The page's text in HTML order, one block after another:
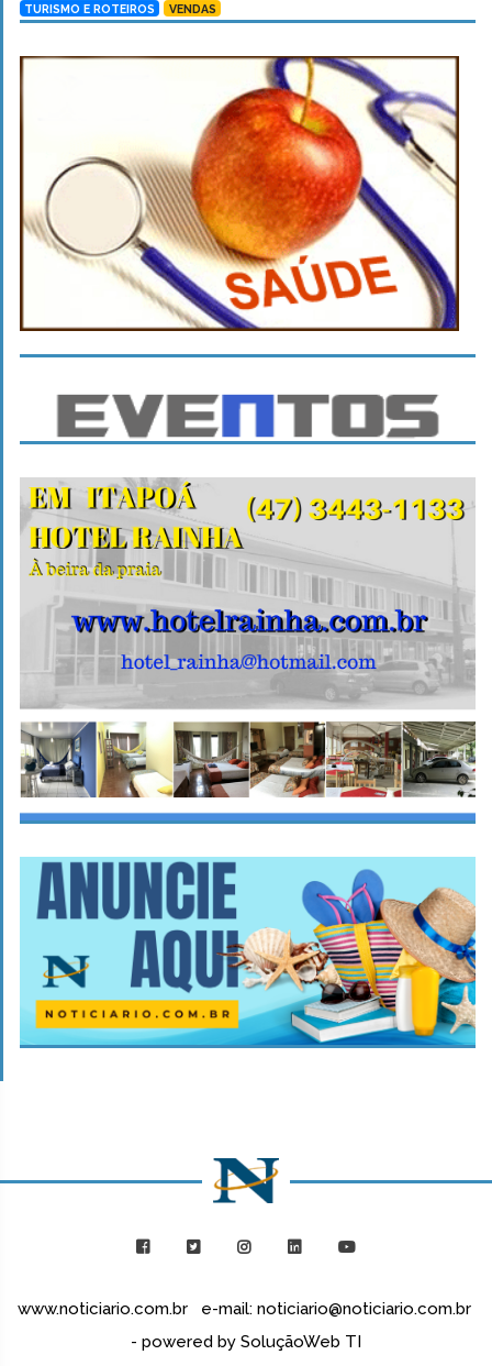
TURISMO E ROTEIROS
VENDAS
www.noticiario.com.br e-mail: noticiario@noticiario.com.br
- powered by SoluçãoWeb TI